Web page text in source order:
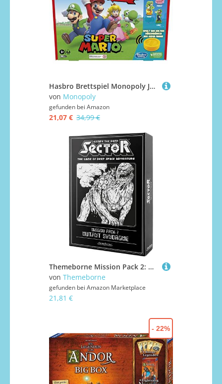
Hasbro Brettspiel Monopoly Junior Super Mario Edition für Kinder ab 5 Jahren Spielen Sie in The Mushroom Kingdom wie Mario, Peach, Yoshi oder Luigi, Multi (deutsche Version)
von Monopoly
gefunden bei Amazon
21,07 € 34,99 €
Themeborne Mission Pack 2: Mutant Syndrome: Escape The Dark Sector: Exp. | Brettspiel | Alter 14+ | 1-4 Spieler | 45 Minuten Spieldauer
von Themeborne
gefunden bei Amazon Marketplace
21,81 €
- 22%